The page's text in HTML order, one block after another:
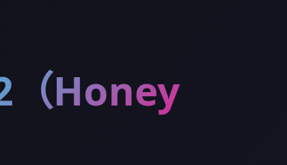
（Honey